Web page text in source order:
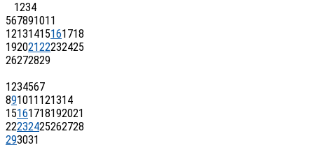
1234
567891011
12131415161718
19202122232425
26272829
1234567
891011 121314
15161718192021
22232425262728
293031